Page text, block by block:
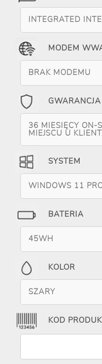
INTEGRATED
MODEM
BRAK MODEMU
GWARANCJA
36 MIESIĘCY ON-
MIEJSCU U
SYSTEM
WINDOWS 11
BATERIA
45WH
KOLOR
SZARY
KOD